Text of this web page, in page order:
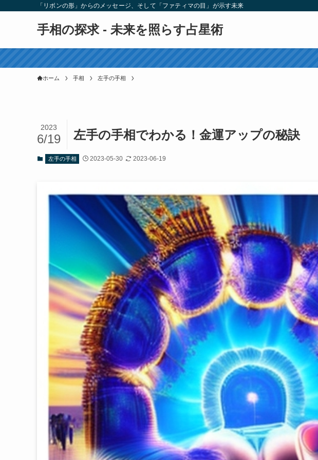
「リボンの形」からのメッセージ、そして「ファティマの目」が示す未来
手相の探求 - 未来を照らす占星術
ホーム 手相 左手の手相
左手の手相でわかる！金運アップの秘訣
2023
6/19
左手の手相 2023-05-30 2023-06-19